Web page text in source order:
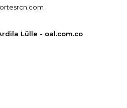
Lülle - oal.com.co